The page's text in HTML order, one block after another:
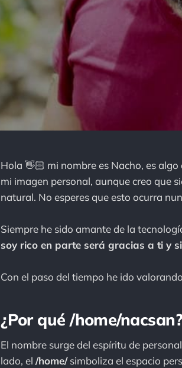
Hola 👋🏻 mi nombre es Nacho, es
mi imagen personal, aunque creo que
natural. No esperes que esto ocurra
Siempre he sido amante de la
soy rico en parte será gracias a ti y
Con el paso del tiempo he ido
¿Por qué /home/
El nombre surge del espíritu de
lado, el /home/simboliza el espacio